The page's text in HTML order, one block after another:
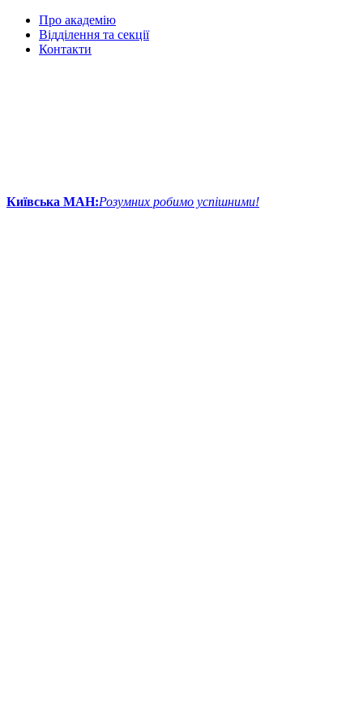
Про академію
Відділення та секції
Контакти
Київська МАН:Розумних робимо успішними!